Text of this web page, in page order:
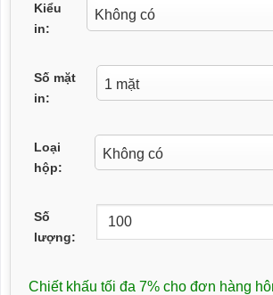
Kiểu
in:
Số mặt
in:
Loại
hộp:
Số
lượng:
Chiết khấu tối đa 7% cho đơn hàng